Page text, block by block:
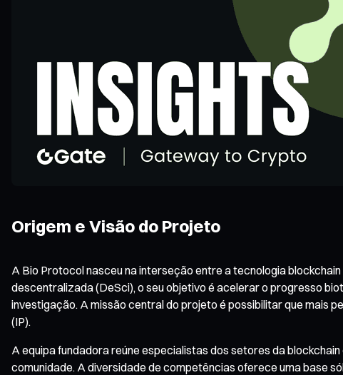
Origem e Visão do Projeto
A Bio Protocol nasceu na interseção entre a tecnologia
descentralizada (DeSci), o seu objetivo é acelerar o progresso
investigação. A missão central do projeto é possibilitar que mais
(IP).
A equipa fundadora reúne especialistas dos setores da
comunidade. A diversidade de competências oferece uma base